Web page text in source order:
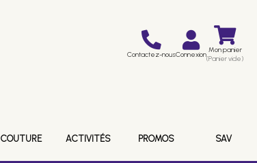
Contactez-nousConnexion Mon panier
(Panier vide)
COUTURE ACTIVITÉS PROMOS SAV